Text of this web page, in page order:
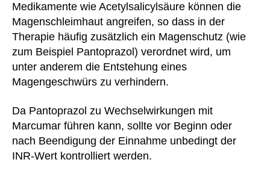
Medikamente wie Acetylsalicylsäure können die
Magenschleimhaut angreifen, so dass in der
Therapie häufig zusätzlich ein Magenschutz (wie
zum Beispiel Pantoprazol) verordnet wird, um
unter anderem die Entstehung eines
Magengeschwürs zu verhindern.
Da Pantoprazol zu Wechselwirkungen mit
Marcumar führen kann, sollte vor Beginn oder
nach Beendigung der Einnahme unbedingt der
INR-Wert kontrolliert werden.